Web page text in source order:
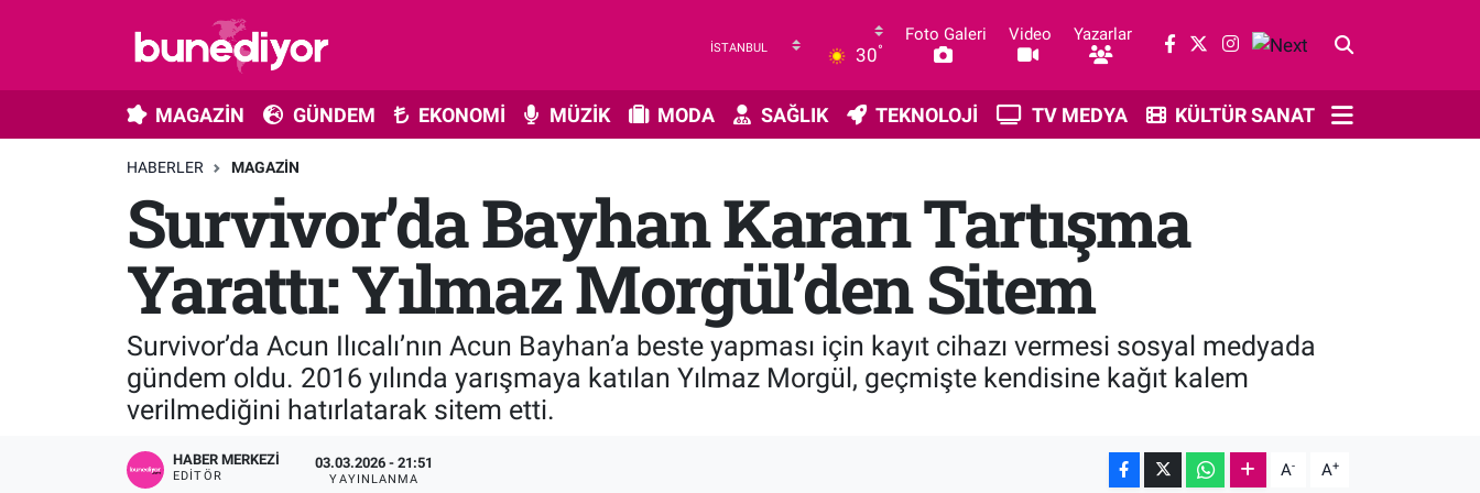
30°
Foto Galeri Video Yazarlar
MAGAZİN GÜNDEM EKONOMİ MÜZİK MODA SAĞLIK TEKNOLOJİ TV MEDYA KÜLTÜR SANAT
HABERLER MAGAZIN
Survivor’da Bayhan Kararı Tartışma
Yarattı: Yılmaz Morgül’den Sitem
Survivor’da Acun Ilıcalı’nın Acun Bayhan’a beste yapması için kayıt cihazı vermesi sosyal medyada
gündem oldu. 2016 yılında yarışmaya katılan Yılmaz Morgül, geçmişte kendisine kağıt kalem
verilmediğini hatırlatarak sitem etti.
HABER MERKEZI
EDITÖR
03.03.2026 - 21:51
YAYINLANMA A- A+
Diziler
Gündem
Kültür Sanat
Magazin
GÜNDEM
EKONOMİ
TEKNOLOJİ
TV MEDYA
Trafik Durumu
Süper Lig Puan Durumu ve Fikstür
Tüm Manşetler
Son Dakika Haberleri
Haber Arşivi